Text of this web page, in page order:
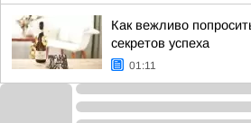
Как вежливо
секретов успеха
01:11